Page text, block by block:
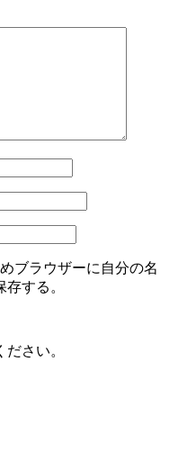
ブラウザーに自分の名
する。
さい。